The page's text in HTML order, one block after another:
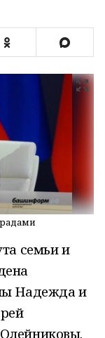
семьи и
Надежда и